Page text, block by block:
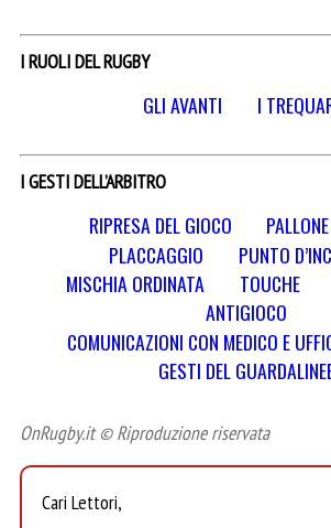
I RUOLI DEL RUGBY
GLI AVANTI I
I GESTI DELL’ARBITRO
RIPRESA DEL GIOCO
PLACCAGGIO
PUNTO
MISCHIA ORDINATA
TOUCHE
ANTIGIOCO
COMUNICAZIONI CON MEDICO E
GESTI DEL
OnRugby.it © Riproduzione riservata
Cari Lettori,